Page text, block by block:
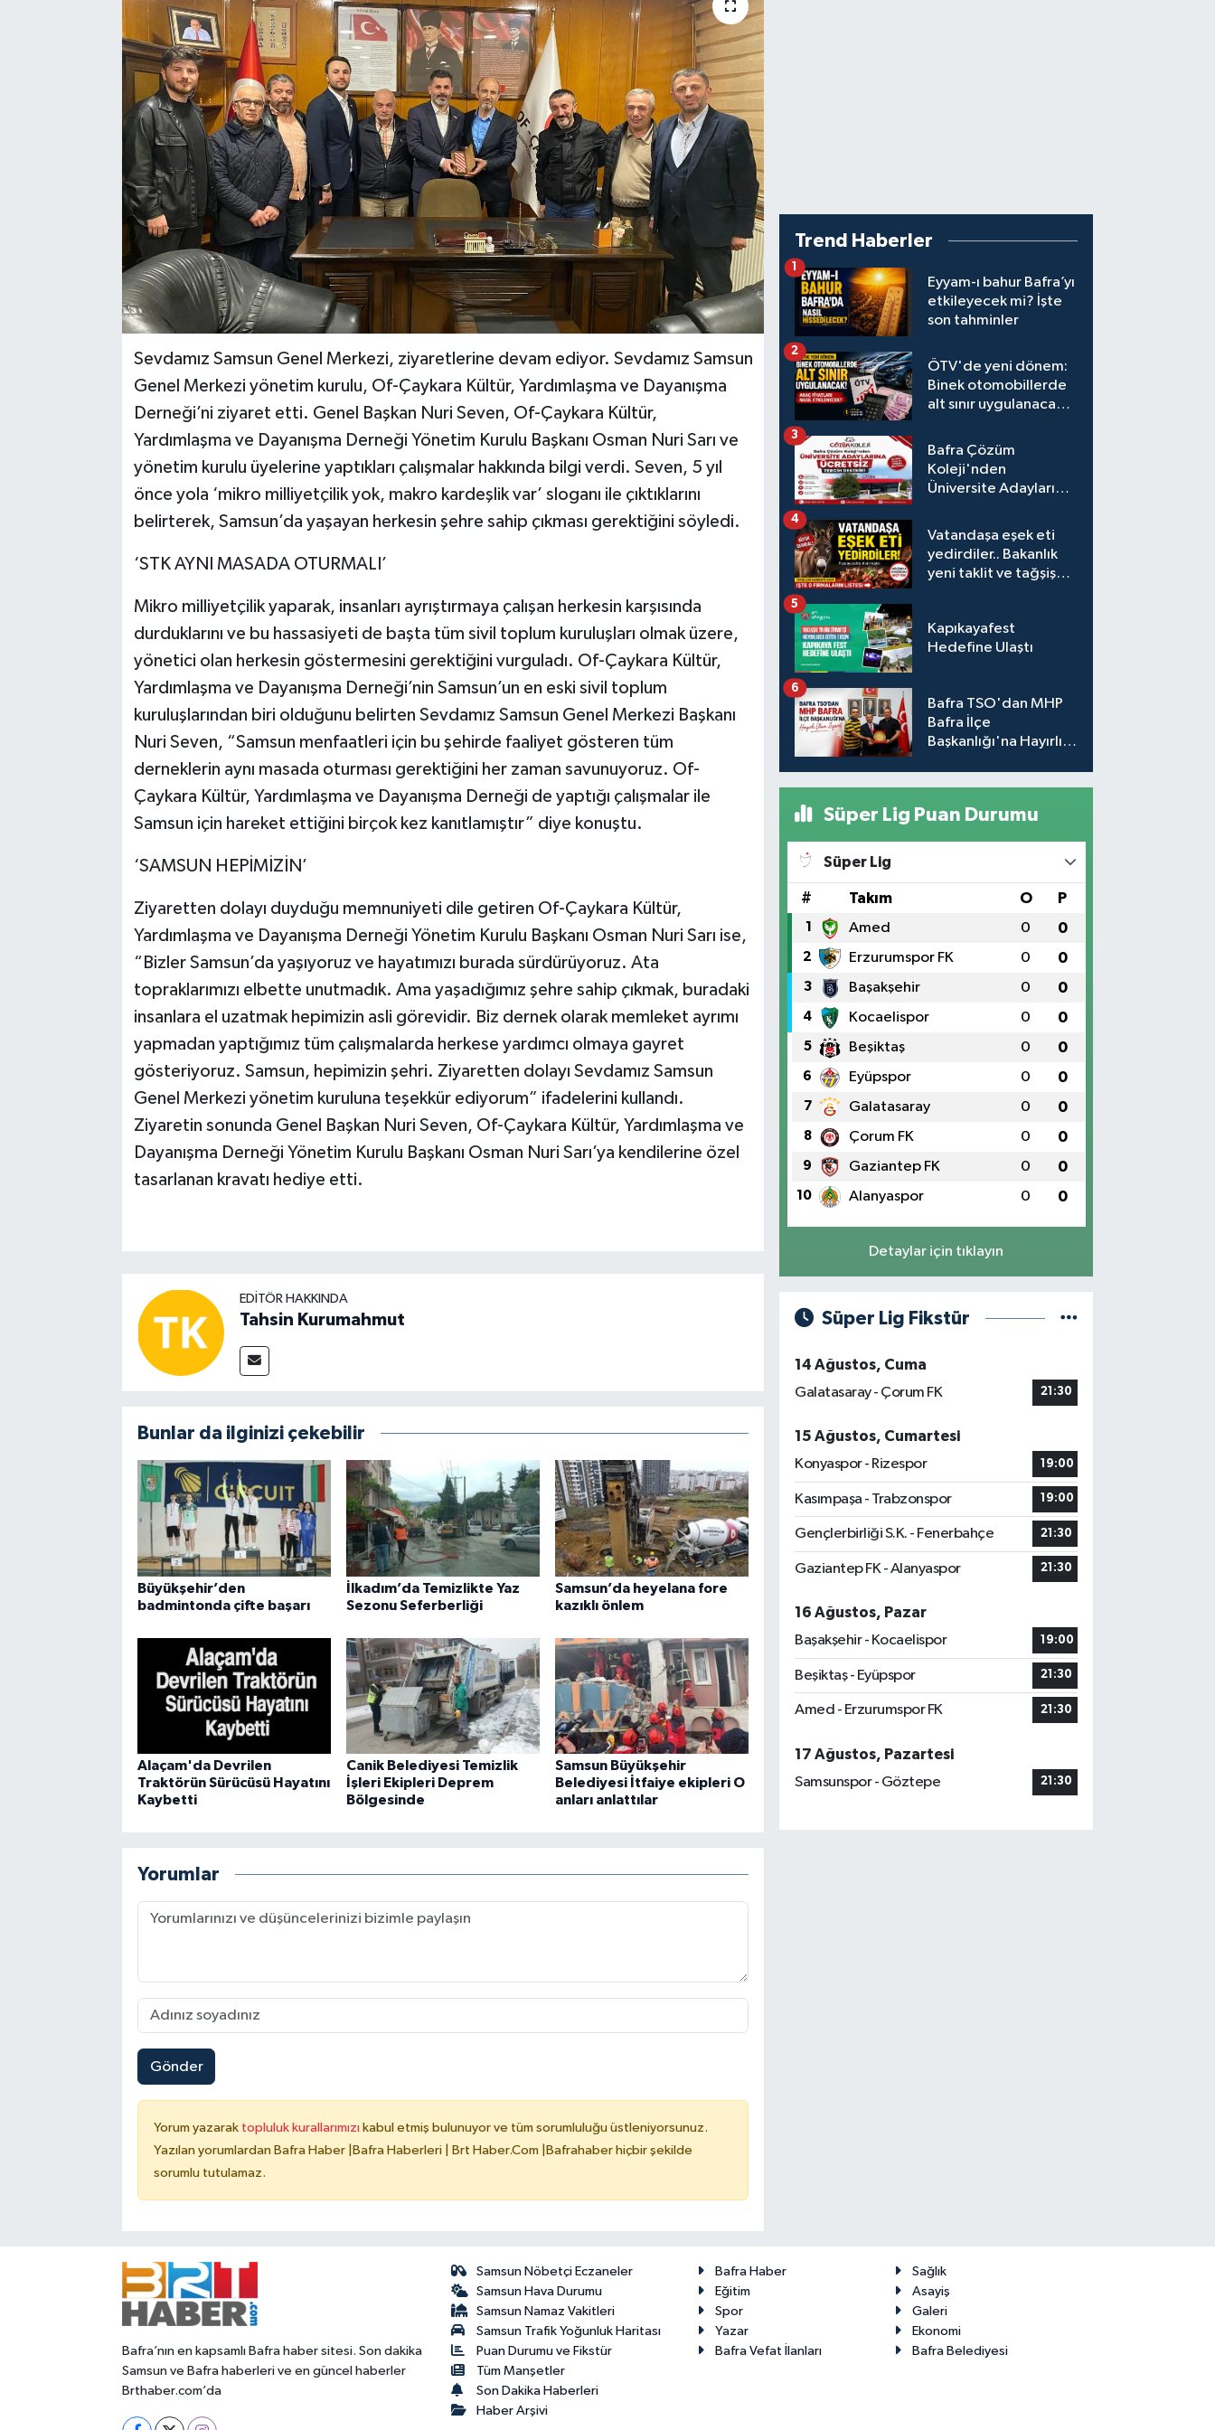
Sevdamız Samsun Genel Merkezi, ziyaretlerine devam ediyor. Sevdamız Samsun
Genel Merkezi yönetim kurulu, Of-Çaykara Kültür, Yardımlaşma ve Dayanışma
Derneği’ni ziyaret etti. Genel Başkan Nuri Seven, Of-Çaykara Kültür,
Yardımlaşma ve Dayanışma Derneği Yönetim Kurulu Başkanı Osman Nuri Sarı ve
yönetim kurulu üyelerine yaptıkları çalışmalar hakkında bilgi verdi. Seven, 5 yıl
önce yola ‘mikro milliyetçilik yok, makro kardeşlik var’ sloganı ile çıktıklarını
belirterek, Samsun’da yaşayan herkesin şehre sahip çıkması gerektiğini söyledi.
‘STK AYNI MASADA OTURMALI’
Mikro milliyetçilik yaparak, insanları ayrıştırmaya çalışan herkesin karşısında
durduklarını ve bu hassasiyeti de başta tüm sivil toplum kuruluşları olmak üzere,
yönetici olan herkesin göstermesini gerektiğini vurguladı. Of-Çaykara Kültür,
Yardımlaşma ve Dayanışma Derneği’nin Samsun’un en eski sivil toplum
kuruluşlarından biri olduğunu belirten Sevdamız Samsun Genel Merkezi Başkanı
Nuri Seven, “Samsun menfaatleri için bu şehirde faaliyet gösteren tüm
derneklerin aynı masada oturması gerektiğini her zaman savunuyoruz. Of-
Çaykara Kültür, Yardımlaşma ve Dayanışma Derneği de yaptığı çalışmalar ile
Samsun için hareket ettiğini birçok kez kanıtlamıştır” diye konuştu.
‘SAMSUN HEPİMİZİN’
Ziyaretten dolayı duyduğu memnuniyeti dile getiren Of-Çaykara Kültür,
Yardımlaşma ve Dayanışma Derneği Yönetim Kurulu Başkanı Osman Nuri Sarı ise,
“Bizler Samsun’da yaşıyoruz ve hayatımızı burada sürdürüyoruz. Ata
topraklarımızı elbette unutmadık. Ama yaşadığımız şehre sahip çıkmak, buradaki
insanlara el uzatmak hepimizin asli görevidir. Biz dernek olarak memleket ayrımı
yapmadan yaptığımız tüm çalışmalarda herkese yardımcı olmaya gayret
gösteriyoruz. Samsun, hepimizin şehri. Ziyaretten dolayı Sevdamız Samsun
Genel Merkezi yönetim kuruluna teşekkür ediyorum” ifadelerini kullandı.
Ziyaretin sonunda Genel Başkan Nuri Seven, Of-Çaykara Kültür, Yardımlaşma ve
Dayanışma Derneği Yönetim Kurulu Başkanı Osman Nuri Sarı’ya kendilerine özel
tasarlanan kravatı hediye etti.
EDITÖR HAKKINDA
Tahsin Kurumahmut
Bunlar da ilginizi çekebilir
Büyükşehir’den
badmintonda çifte başarı
İlkadım’da Temizlikte Yaz
Sezonu Seferberliği
Samsun’da heyelana fore
kazıklı önlem
Alaçam'da Devrilen
Traktörün Sürücüsü Hayatını
Kaybetti
Canik Belediyesi Temizlik
İşleri Ekipleri Deprem
Bölgesinde
Samsun Büyükşehir
Belediyesi İtfaiye ekipleri O
anları anlattılar
Yorumlar
Gönder
Yorum yazarak topluluk kurallarımızı kabul etmiş bulunuyor ve tüm sorumluluğu üstleniyorsunuz.
Yazılan yorumlardan Bafra Haber |Bafra Haberleri | Brt Haber.Com |Bafrahaber hiçbir şekilde
sorumlu tutulamaz.
Trend Haberler
Eyyam-ı bahur Bafra’yı
etkileyecek mi? İşte
son tahminler
1
ÖTV'de yeni dönem:
Binek otomobillerde
alt sınır uygulanacak!
etkilenecek?
2
Bafra Çözüm
Koleji'nden
Üniversite Adaylarına
Desteği
3
Vatandaşa eşek eti
yedirdiler.. Bakanlık
yeni taklit ve tağşiş
4
Kapıkayafest
Hedefine Ulaştı
5
Bafra TSO'dan MHP
Bafra İlçe
Başkanlığı'na Hayırlı
6
Süper Lig Puan Durumu
Süper Lig
# Takım O P
1 Amed 0 0
2 Erzurumspor FK 0 0
3 Başakşehir 0 0
4 Kocaelispor 0 0
5 Beşiktaş 0 0
6 Eyüpspor 0 0
7 Galatasaray 0 0
8 Çorum FK 0 0
9 Gaziantep FK 0 0
10 Alanyaspor 0 0
Detaylar için tıklayın
Süper Lig Fikstür
14 Ağustos, Cuma
Galatasaray - Çorum FK
21:30
15 Ağustos, Cumartesi
Konyaspor - Rizespor
19:00
Kasımpaşa - Trabzonspor 19:00
Gençlerbirliği S.K. - Fenerbahçe 21:30
Gaziantep FK - Alanyaspor 21:30
16 Ağustos, Pazar
Başakşehir - Kocaelispor
19:00
Beşiktaş - Eyüpspor 21:30
Amed - Erzurumspor FK 21:30
17 Ağustos, Pazartesi
Samsunspor - Göztepe
21:30
Bafra’nın en kapsamlı Bafra haber sitesi. Son dakika
Samsun ve Bafra haberleri ve en güncel haberler
Brthaber.com’da
Samsun Nöbetçi Eczaneler
Samsun Hava Durumu
Samsun Namaz Vakitleri
Samsun Trafik Yoğunluk Haritası
Puan Durumu ve Fikstür
Tüm Manşetler
Son Dakika Haberleri
Haber Arşivi
Bafra Haber
Sağlık
Eğitim
Asayiş
Spor
Galeri
Yazar
Ekonomi
Bafra Vefat İlanları
Bafra Belediyesi